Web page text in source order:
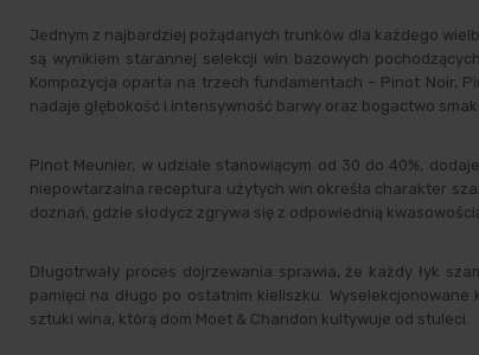
Jednym z najbardziej pożądanych trunków dla każdego
są wynikiem starannej selekcji win bazowych
Kompozycja oparta na trzech fundamentach – Pinot Noir,
nadaje głębokość i intensywność barwy oraz bogactwo
Pinot Meunier, w udziale stanowiącym od 30 do 40%,
niepowtarzalna receptura użytych win określa charakter
doznań, gdzie słodycz zgrywa się z odpowiednią
Długotrwały proces dojrzewania sprawia, że każdy łyk
pamięci na długo po ostatnim kieliszku.
sztuki wina, którą dom Moet & Chandon kultywuje od stuleci.